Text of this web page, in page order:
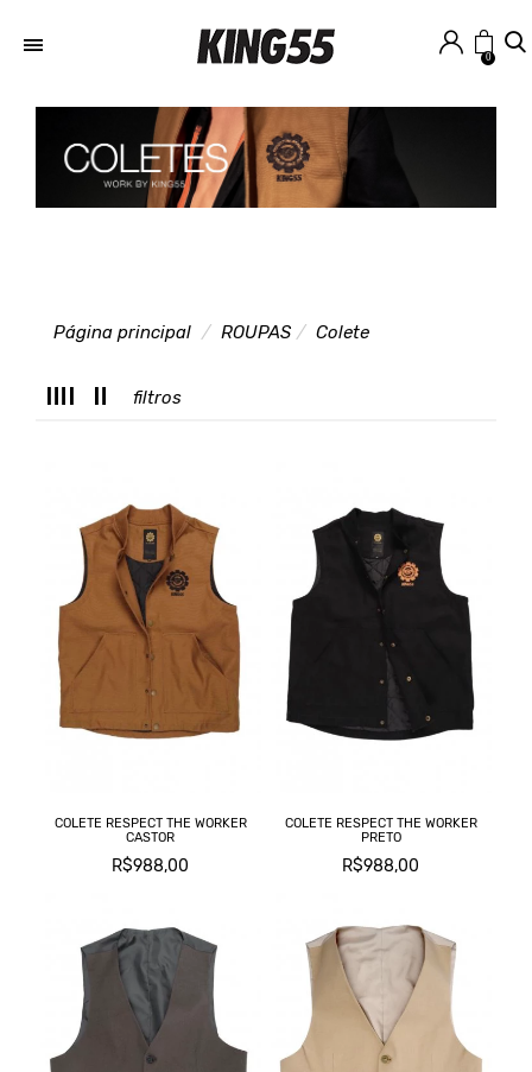
0
Página principal ROUPAS Colete
filtros
COLETE RESPECT THE WORKER
CASTOR
R$988,00
COLETE RESPECT THE WORKER
PRETO
R$988,00